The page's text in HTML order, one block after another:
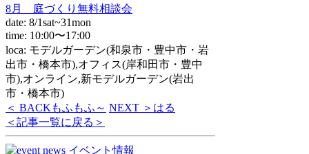
8月 庭づくり無料相談会
date: 8/1sat~31mon
time: 10:00〜17:00
loca: モデルガーデン(和泉市・豊中市・岩
出市・橋本市),オフィス(岸和田市・豊中
市),オンライン,新モデルガーデン(岩出
市・橋本市)
＜ BACK もふもふ～ NEXT ＞ はる
＜記事一覧に戻る＞